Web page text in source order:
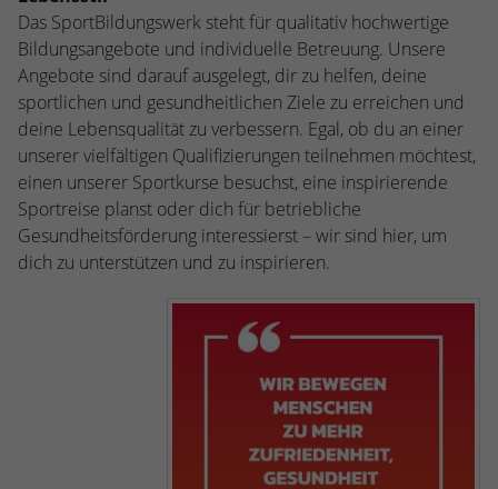
Das SportBildungswerk steht für qualitativ hochwertige
Bildungsangebote und individuelle Betreuung. Unsere
Angebote sind darauf ausgelegt, dir zu helfen, deine
sportlichen und gesundheitlichen Ziele zu erreichen und
deine Lebensqualität zu verbessern. Egal, ob du an einer
unserer vielfältigen Qualifizierungen teilnehmen möchtest,
einen unserer Sportkurse besuchst, eine inspirierende
Sportreise planst oder dich für betriebliche
Gesundheitsförderung interessierst – wir sind hier, um
dich zu unterstützen und zu inspirieren.